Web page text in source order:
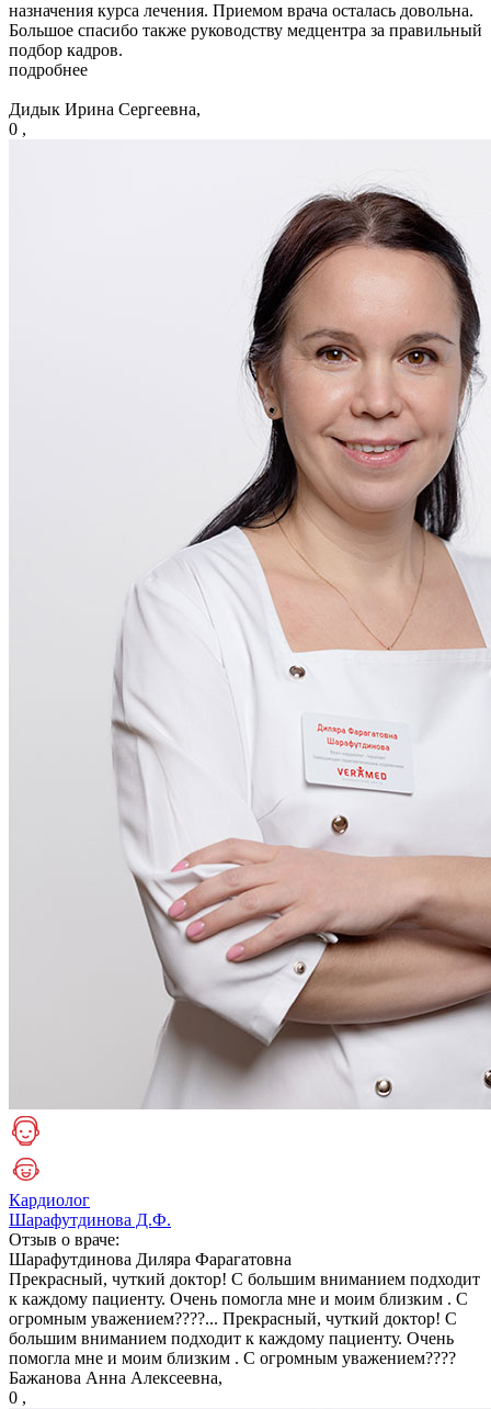
назначения курса лечения. Приемом врача осталась довольна.
Большое спасибо также руководству медцентра за правильный
подбор кадров.
подробнее
Дидык Ирина Сергеевна,
0 ,
Кардиолог
Шарафутдинова Д.Ф.
Отзыв о враче:
Шарафутдинова Диляра Фарагатовна
Прекрасный, чуткий доктор! С большим вниманием подходит
к каждому пациенту. Очень помогла мне и моим близким . С
огромным уважением????... Прекрасный, чуткий доктор! С
большим вниманием подходит к каждому пациенту. Очень
помогла мне и моим близким . С огромным уважением????
Бажанова Анна Алексеевна,
0 ,